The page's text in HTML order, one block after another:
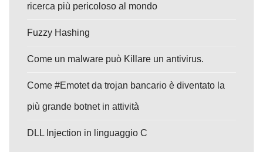
ricerca più pericoloso al mondo
Fuzzy Hashing
Come un malware può Killare un antivirus.
Come #Emotet da trojan bancario è diventato la
più grande botnet in attività
DLL Injection in linguaggio C